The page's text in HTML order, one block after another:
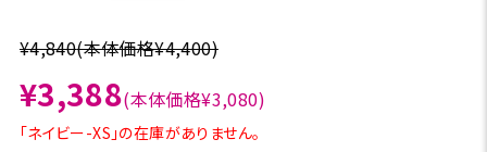
¥4,840(本体価格¥4,400)
¥3,388(本体価格¥3,080)
「ネイビー-XS」の在庫がありません。